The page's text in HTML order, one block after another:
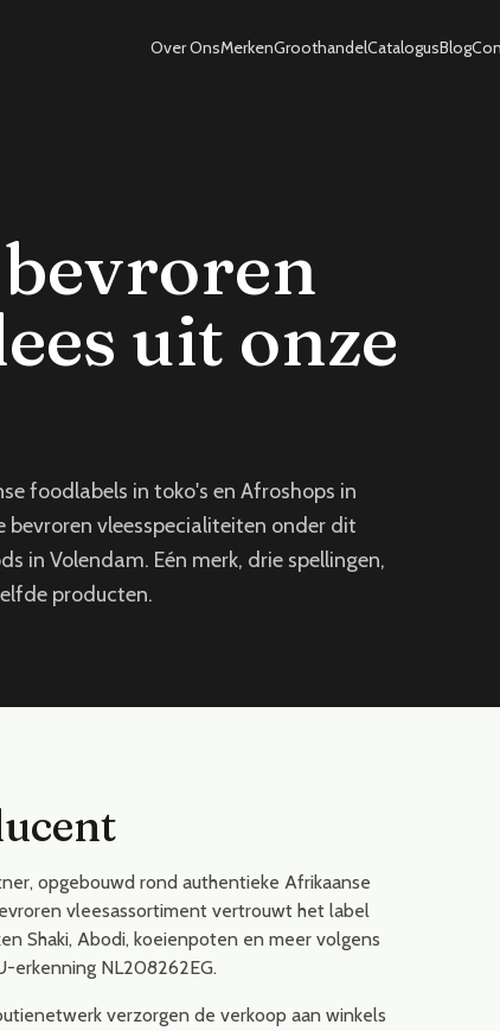
Over OnsMerkenGroothandelCatalogusBlog
uit onze
foodlabels in toko's en Afroshops in
bevroren vleesspecialiteiten onder dit
in Volendam. Eén merk, drie spellingen,
producten.
opgebouwd rond authentieke Afrikaanse
vleesassortiment vertrouwt het label
Shaki, Abodi, koeienpoten en meer volgens
erkenning NL208262EG.
verzorgen de verkoop aan winkels